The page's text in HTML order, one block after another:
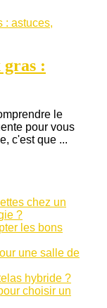
gras :
le
pour vous
c'est que ...
chez un
?
les bons
une salle de
hybride ?
choisir un